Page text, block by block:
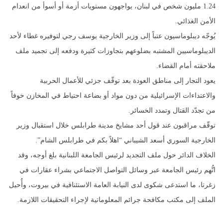
1.24 مليون شخص في لبنان، يواجهون مستويات أزمة أو أسوأ من انعدام
الأمن الغذائي.
يُوجّه ديبلوماسيون عتباً إلى وزير الخارجية يوسف رجي لتوفيره غطاء لأحد
الديبلوماسيين المشتبه بضلوعهم بتجاوزات كثيرة ودفعه إلى تجميد ملف
ملاحقته أمام القضاء.
يعود التجار إلى مناطق العودة بعد توقّف جزئي للأعمال الحربية
والاعتداءات الإسرائيلية من دون مواد أو بضاعة احتياط في المخازن خوفاً
من تجدّد القتال وتمدد الخسائر.
توقّف مراقبون عند قول أحد مشايخ مدينة طرابلس خلال استقبال وزير
الخارجية السوري أسعد الشيباني “اهلاً بكم في طرابلس الشام”.
الخلاف الدائر حول ملف التجديد لرئيس الجامعة اللبنانية بلغ أوجه، وقد
اتُّهم رئيس الجامعة عبر وسائل التواصل الاجتماعي بشراء عقارات في
زغرتا، ما استدعى شكوى لدى النيابة العامة الاستئنافية في بيروت، وأُحيل
الملف إلى مكتب مكافحة جرائم المعلوماتية لإجراء التحقيقات اللازمة.